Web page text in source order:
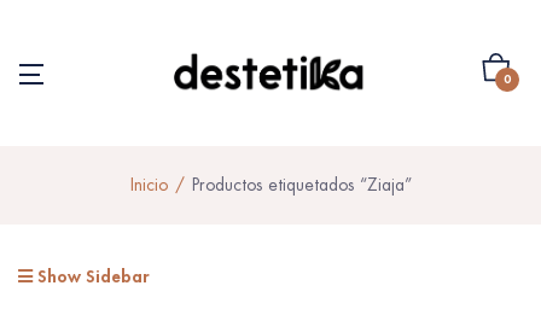
0
Inicio Productos etiquetados “Ziaja”
Show Sidebar